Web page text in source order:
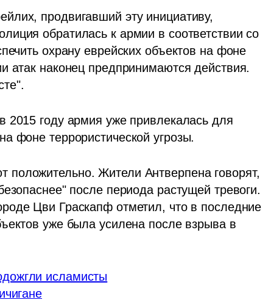
продвигавший эту инициативу,
обратилась к армии в соответствии со
охрану еврейских объектов на фоне
атак наконец предпринимаются действия.
2015 году армия уже привлекалась для
фоне террористической угрозы.
Жители Антверпена говорят,
после периода растущей тревоги.
Цви Граскапф отметил, что в последние
уже была усилена после взрыва в
исламисты